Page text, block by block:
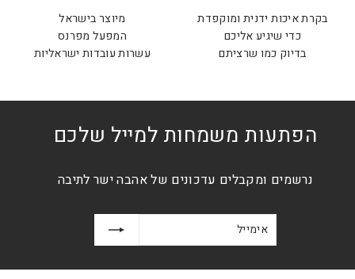
בקרת איכות ידנית ומוקפדת
כדי שיגיע אליכם
בדיוק כמו שרציתם
מיוצר בישראל
המפעל מפרנס
עשרות עובדות ישראליות
הפתעות משמחות למייל שלכם
נרשמים ומקבלים עדכונים של אהבה ישר לתיבה